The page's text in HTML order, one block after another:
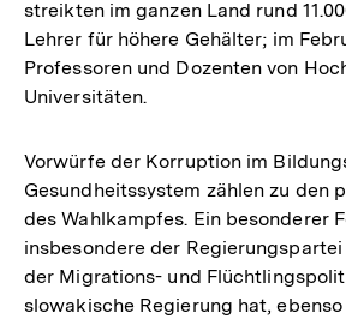
streikten im ganzen Land rund
Lehrer für höhere Gehälter; im
Professoren und Dozenten von
Universitäten.
Vorwürfe der Korruption im
Gesundheitssystem zählen zu den
des Wahlkampfes. Ein besonderer
insbesondere der
der Migrations- und
slowakische Regierung hat,